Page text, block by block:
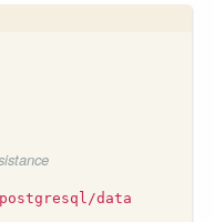
data